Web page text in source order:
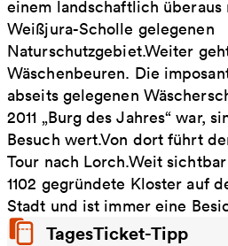
einem landschaftlich
Weißjura-Scholle gelegenen
Naturschutzgebiet.Weiter
Wäschenbeuren. Die
abseits gelegenen
2011 „Burg des Jahres“ war,
Besuch wert.Von dort führt
Tour nach Lorch.Weit
1102 gegründete Kloster auf
Stadt und ist immer eine
TagesTicket-Tipp